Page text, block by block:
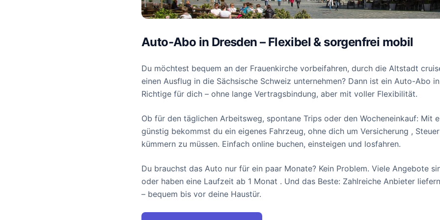
Auto-Abo in Dresden – Flexibel & sorgenfrei mobil
Du möchtest bequem an der Frauenkirche vorbeifahren, durch die Altstadt
einen Ausflug in die Sächsische Schweiz unternehmen? Dann ist ein Auto-Abo
Richtige für dich – ohne lange Vertragsbindung, aber mit voller Flexibilität.
Ob für den täglichen Arbeitsweg, spontane Trips oder den Wocheneinkauf: Mit
günstig bekommst du ein eigenes Fahrzeug, ohne dich um Versicherung ,
kümmern zu müssen. Einfach online buchen, einsteigen und losfahren.
Du brauchst das Auto nur für ein paar Monate? Kein Problem. Viele Angebote
oder haben eine Laufzeit ab 1 Monat . Und das Beste: Zahlreiche Anbieter
– bequem bis vor deine Haustür.